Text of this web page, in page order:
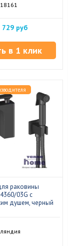
729 руб
в 1 клик
раковины
03G с
душем, черный